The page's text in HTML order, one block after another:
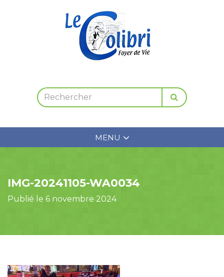
MENU
IMG-20241105-WA0034
Publié le 6 novembre 2024